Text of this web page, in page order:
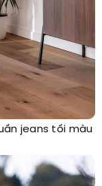
jeans tối màu